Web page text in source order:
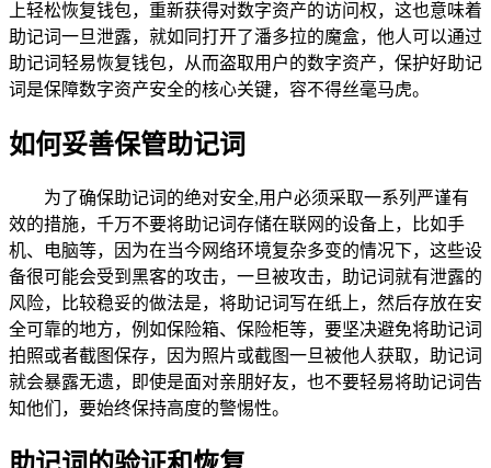
上轻松恢复钱包，重新获得对数字资产的访问权，这也意味着
助记词一旦泄露，就如同打开了潘多拉的魔盒，他人可以通过
助记词轻易恢复钱包，从而盗取用户的数字资产，保护好助记
词是保障数字资产安全的核心关键，容不得丝毫马虎。
如何妥善保管助记词
为了确保助记词的绝对安全,用户必须采取一系列严谨有
效的措施，千万不要将助记词存储在联网的设备上，比如手
机、电脑等，因为在当今网络环境复杂多变的情况下，这些设
备很可能会受到黑客的攻击，一旦被攻击，助记词就有泄露的
风险，比较稳妥的做法是，将助记词写在纸上，然后存放在安
全可靠的地方，例如保险箱、保险柜等，要坚决避免将助记词
拍照或者截图保存，因为照片或截图一旦被他人获取，助记词
就会暴露无遗，即使是面对亲朋好友，也不要轻易将助记词告
知他们，要始终保持高度的警惕性。